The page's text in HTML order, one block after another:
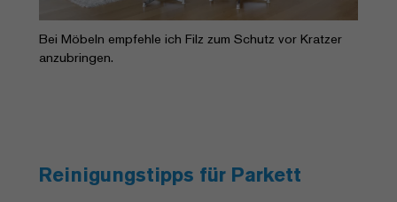
Bei Möbeln empfehle ich Filz zum Schutz vor Kratzer
anzubringen.
Reinigungstipps für Parkett